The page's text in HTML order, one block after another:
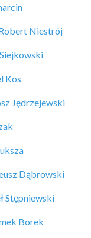
Niestrój
Kos
Jędrzejewski
Dąbrowski
Stępniewski
Borek